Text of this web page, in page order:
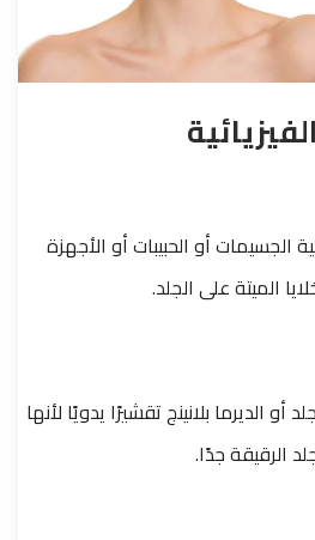
الجسيمات أو الحبيبات أو الأجهزة
الميتة على الجلد.
أو الديرما بلانينج تقشيرًا يدويًا لأنها
الرقيقة جدًا.